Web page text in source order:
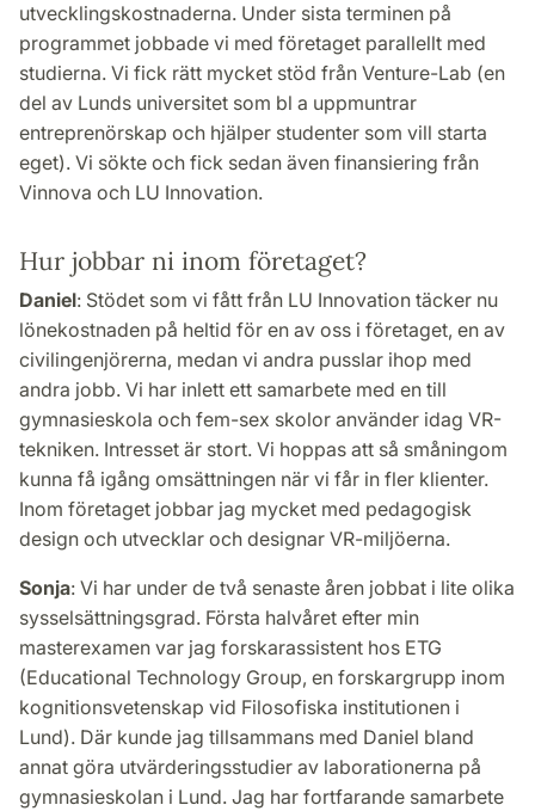
utvecklingskostnaderna. Under sista terminen på
programmet jobbade vi med företaget parallellt med
studierna. Vi fick rätt mycket stöd från Venture-Lab (en
del av Lunds universitet som bl a uppmuntrar
entreprenörskap och hjälper studenter som vill starta
eget). Vi sökte och fick sedan även finansiering från
Vinnova och LU Innovation.
Hur jobbar ni inom företaget?
Daniel: Stödet som vi fått från LU Innovation täcker nu
lönekostnaden på heltid för en av oss i företaget, en av
civilingenjörerna, medan vi andra pusslar ihop med
andra jobb. Vi har inlett ett samarbete med en till
gymnasieskola och fem-sex skolor använder idag VR-
tekniken. Intresset är stort. Vi hoppas att så småningom
kunna få igång omsättningen när vi får in fler klienter.
Inom företaget jobbar jag mycket med pedagogisk
design och utvecklar och designar VR-miljöerna.
Sonja: Vi har under de två senaste åren jobbat i lite olika
sysselsättningsgrad. Första halvåret efter min
masterexamen var jag forskarassistent hos ETG
(Educational Technology Group, en forskargrupp inom
kognitionsvetenskap vid Filosofiska institutionen i
Lund). Där kunde jag tillsammans med Daniel bland
annat göra utvärderingsstudier av laborationerna på
gymnasieskolan i Lund. Jag har fortfarande samarbete